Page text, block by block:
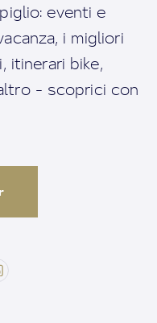
eventi e
i migliori
itinerari bike,
- scoprici con